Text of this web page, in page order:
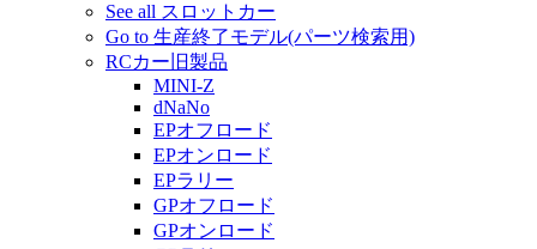
See all スロットカー
Go to 生産終了モデル(パーツ検索用)
RCカー旧製品
MINI-Z
dNaNo
EPオフロード
EPオンロード
EPラリー
GPオフロード
GPオンロード